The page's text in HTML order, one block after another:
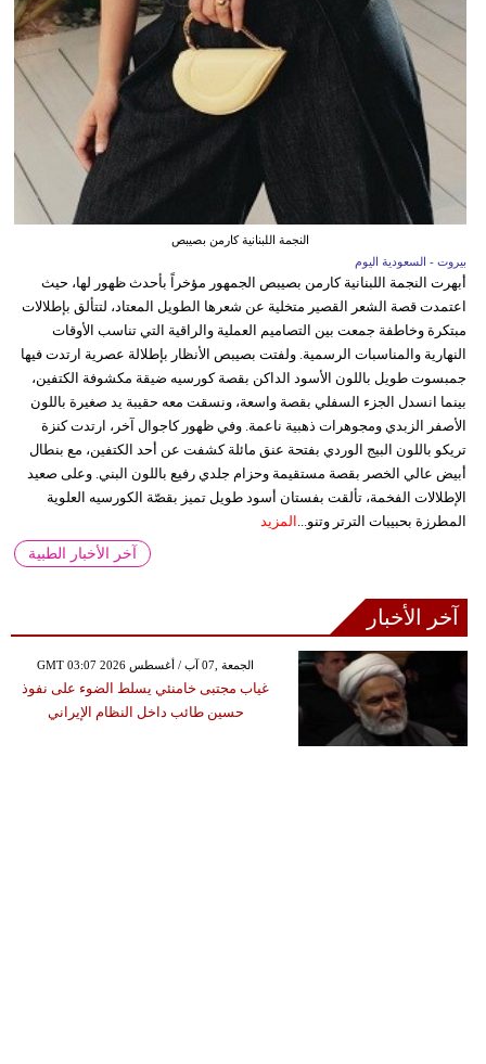
النجمة اللبنانية كارمن بصيبص
بيروت - السعودية اليوم
أبهرت النجمة اللبنانية كارمن بصيبص الجمهور مؤخراً بأحدث ظهور لها، حيث
اعتمدت قصة الشعر القصير متخلية عن شعرها الطويل المعتاد، لتتألق بإطلالات
مبتكرة وخاطفة جمعت بين التصاميم العملية والراقية التي تناسب الأوقات
النهارية والمناسبات الرسمية. ولفتت بصيبص الأنظار بإطلالة عصرية ارتدت فيها
جمبسوت طويل باللون الأسود الداكن بقصة كورسيه ضيقة مكشوفة الكتفين،
بينما انسدل الجزء السفلي بقصة واسعة، ونسقت معه حقيبة يد صغيرة باللون
الأصفر الزبدي ومجوهرات ذهبية ناعمة. وفي ظهور كاجوال آخر، ارتدت كنزة
تريكو باللون البيج الوردي بفتحة عنق مائلة كشفت عن أحد الكتفين، مع بنطال
أبيض عالي الخصر بقصة مستقيمة وحزام جلدي رفيع باللون البني. وعلى صعيد
الإطلالات الفخمة، تألقت بفستان أسود طويل تميز بقصّة الكورسيه العلوية
المطرزة بحبيبات الترتر وتنو...
المزيد
آخر الأخبار الطبية
آخر الأخبار
GMT 03:07 2026 الجمعة ,07 آب / أغسطس
غياب مجتبى خامنئي يسلط الضوء على نفوذ
حسين طائب داخل النظام الإيراني